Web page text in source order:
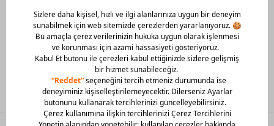
Mobil Uygulamamızı Hemen İndir!